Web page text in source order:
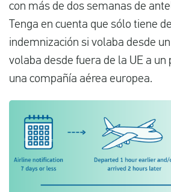
con más de dos semanas de
Tenga en cuenta que sólo tiene
indemnización si volaba desde
volaba desde fuera de la UE a un
una compañía aérea europea.